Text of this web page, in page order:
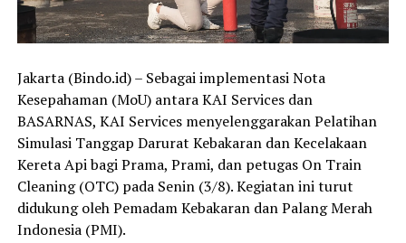
Jakarta (Bindo.id) – Sebagai implementasi Nota
Kesepahaman (MoU) antara KAI Services dan
BASARNAS, KAI Services menyelenggarakan Pelatihan
Simulasi Tanggap Darurat Kebakaran dan Kecelakaan
Kereta Api bagi Prama, Prami, dan petugas On Train
Cleaning (OTC) pada Senin (3/8). Kegiatan ini turut
didukung oleh Pemadam Kebakaran dan Palang Merah
Indonesia (PMI).